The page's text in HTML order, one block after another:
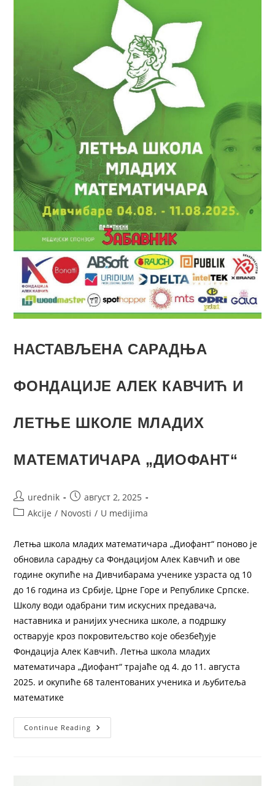
НАСТАВЉЕНА САРАДЊА
ФОНДАЦИЈЕ АЛЕК КАВЧИЋ И
ЛЕТЊЕ ШКОЛЕ МЛАДИХ
МАТЕМАТИЧАРА „ДИОФАНТ“
urednik
август 2, 2025
Akcije / Novosti / U medijima
Летња школа младих математичара „Диофант“ поново је
обновила сарадњу са Фондацијом Алек Кавчић и ове
године окупиће на Дивчибарама ученике узраста од 10
до 16 година из Србије, Црне Горе и Републике Српске.
Школу води одабрани тим искусних предавача,
наставника и ранијих учесника школе, а подршку
остварује кроз покровитељство које обезбеђује
Фондација Алек Кавчић. Летња школа младих
математичара „Диофант“ трајаће од 4. до 11. августа
2025. и окупиће 68 талентованих ученика и љубитеља
математике
Continue Reading